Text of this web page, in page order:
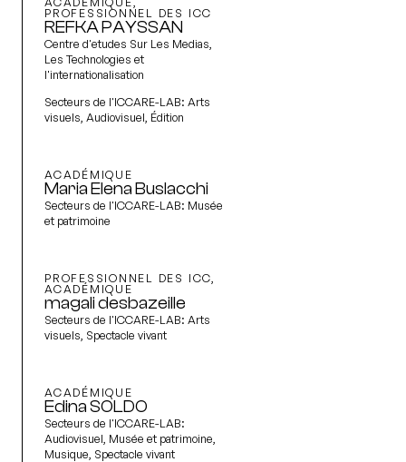
PROFESSIONNEL DES ICC
REFKA PAYSSAN
Centre d'etudes Sur Les Medias,
Les Technologies et
l'internationalisation
Secteurs de l'ICCARE-LAB: Arts
visuels, Audiovisuel, Édition
ACADÉMIQUE
Maria Elena Buslacchi
Secteurs de l'ICCARE-LAB: Musée
et patrimoine
PROFESSIONNEL DES ICC,
ACADÉMIQUE
magali desbazeille
Secteurs de l'ICCARE-LAB: Arts
visuels, Spectacle vivant
ACADÉMIQUE
Edina SOLDO
Secteurs de l'ICCARE-LAB:
Audiovisuel, Musée et patrimoine,
Musique, Spectacle vivant